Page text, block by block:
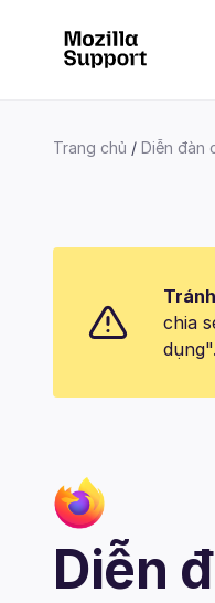
Trang chủ Diễn đàn
chia
dụng".
Diễn